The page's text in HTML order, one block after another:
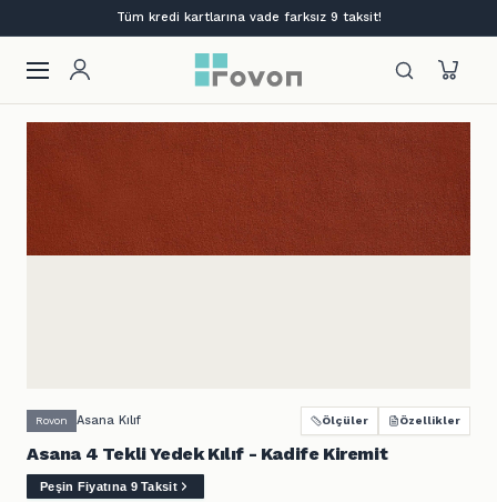
Lansmana özel %12 indirim + ilk siparişe %10
Rovon Asana Kılıf Ölçüler Özellikler
Asana 4 Tekli Yedek Kılıf - Kadife Kiremit
Peşin Fiyatına 9 Taksit